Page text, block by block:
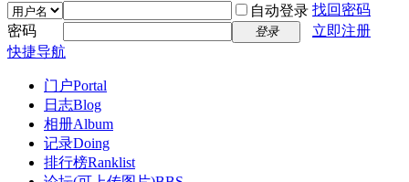
自动登录 找回密码
密码
登录
立即注册
快捷导航
门户Portal
日志Blog
相册Album
记录Doing
排行榜Ranklist